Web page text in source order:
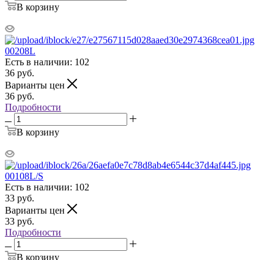
В корзину
00208L
Есть в наличии: 102
36 руб.
Варианты цен
36 руб.
Подробности
В корзину
00108L/S
Есть в наличии: 102
33 руб.
Варианты цен
33 руб.
Подробности
В корзину